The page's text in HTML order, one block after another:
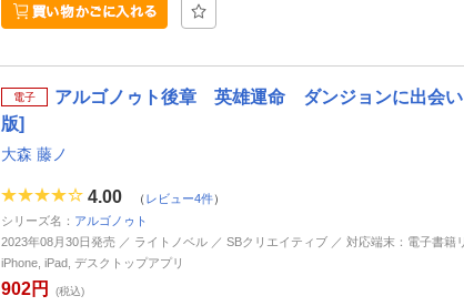
電子
アルゴノゥト後章 英雄運命 ダンジョンに出会
版]
大森 藤ノ
4.00 （ レビュー4件）
シリーズ名： アルゴノゥト
2023年08月30日発売 ／ ライトノベル ／ SBクリエイティブ ／ 対応端末：電子書籍
iPhone, iPad, デスクトップアプリ
902円 (税込)